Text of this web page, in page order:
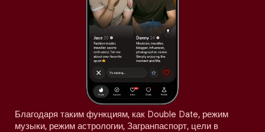
Благодаря таким функциям, как Double Date, режим
музыки, режим астрологии, Загранпаспорт, цели в